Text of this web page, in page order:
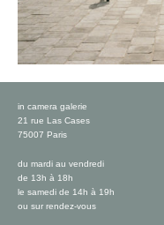
in camera galerie
21 rue Las Cases
75007 Paris
du mardi au vendredi
de 13h à 18h
le samedi de 14h à 19h
ou sur rendez-vous